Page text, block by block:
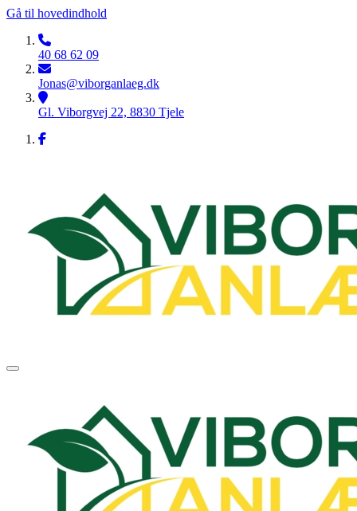
Gå til hovedindhold
40 68 62 09
Jonas@viborganlaeg.dk
Gl. Viborgvej 22, 8830 Tjele